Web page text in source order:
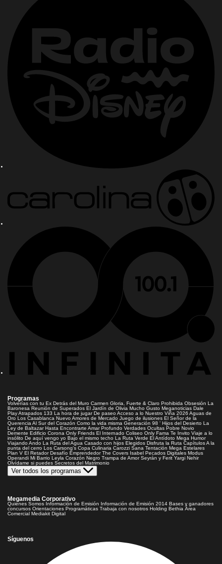
Programas
Volverías con tu Ex Detrás del Muro Carmen Gloria, Fuerte & Claro Prohibida Obsesión La
Baronesa Reunión de Superados El Jardín de Olivia Mucho Gusto Meganoticias Dale
PlayAtrapados 133 La hora de jugar De paseoAcceso a lo Nuestro Viña 2026 Aguas de
Oro Los Casablanca Nuevo Amores de Mercado Juego de ilusiones El Señor de la
Querencia Al Sur del Corazón Como la vida misma Generación 98 ' Hijos del Desierto La
Ley de Baltazar Hasta Encontrarte Amar Profundo Verdades Ocultas Pobre Novio
Demente Edificio Corona Only Friends El Internado Coliseo Only Fama Te Invito Viaje a lo
insólito De aquí vengo yo Bajo el mismo techo La Ruta Verde El Antídoto Mega Humor
Viajando Ando La Ruta del Agua Casado con hijos Elegidos Disfruta la Ruta CapítulosA la
punta del cerro Los Carsong's Copa Culinaria Carozzi Sana Tentación Mega Estelares
Plan V El Retador Desafío Emprendedor The Covers Isabel Pecados Digitales Modus
Operandi Mi Barrio Leyla Corazón Negro Trampa de Amor Seyrán y Ferit Yargi Nehir
Olvídame si puedes Secretos del Matrimonio
Ver todos los programas
Megamedia Corporativo
Quienes Somos Información de Emisión Información de Emisión 2014 Bases y ganadores
concursos Orientaciones Programáticas Trabaja con nosotros Holding Bethia Área
Comercial Mediakit Digital
Síguenos